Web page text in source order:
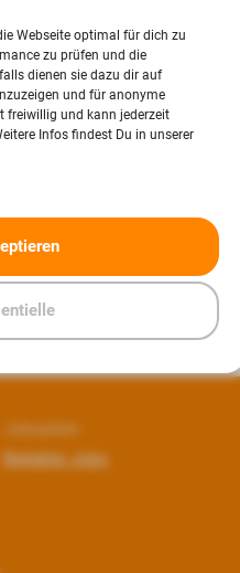
Jobseiten
Beliebte Jobs
Webseite optimal für dich zu
zu prüfen und die
dienen sie dazu dir auf
und für anonyme
freiwillig und kann jederzeit
Infos findest Du in unserer